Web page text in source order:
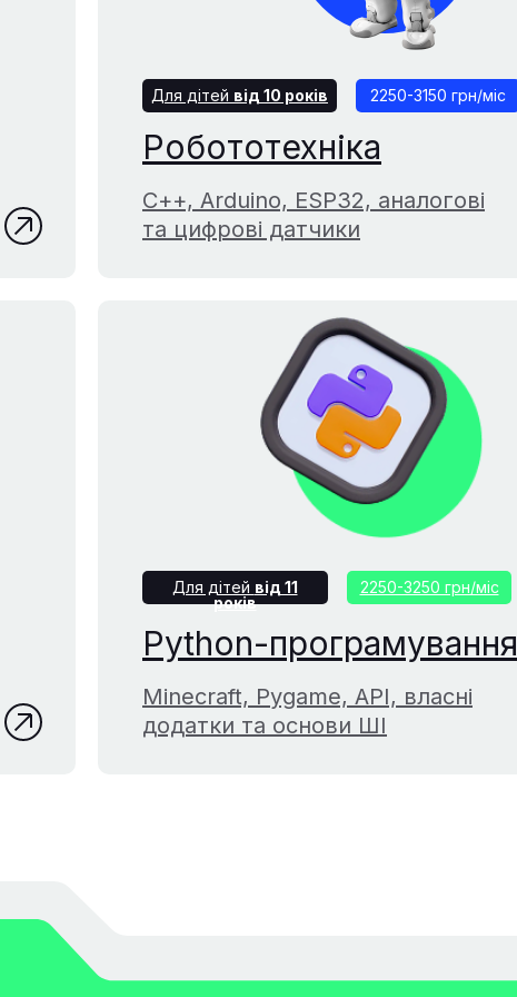
Для дітей від 11
років
Python-програмування
Minecraft, Pygame, API, власні
додатки та основи ШІ
2250-3250 грн/міс
Для дітей від 10 років
Робототехніка
С++, Arduino, ESP32, аналогові
та цифрові датчики
2250-3150 грн/міс